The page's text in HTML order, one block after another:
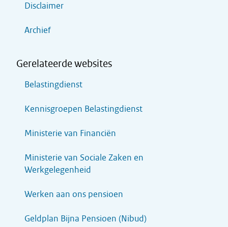
Disclaimer
Archief
Gerelateerde websites
Belastingdienst
Kennisgroepen Belastingdienst
Ministerie van Financiën
Ministerie van Sociale Zaken en
Werkgelegenheid
Werken aan ons pensioen
Geldplan Bijna Pensioen (Nibud)